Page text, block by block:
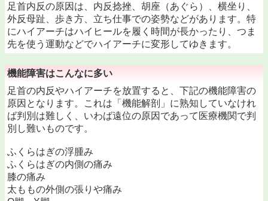
足首内反の原因は、内反捻挫、胡座（あぐら）、横坐り、
外反母趾、歩き方、立ち仕事での姿勢などがあります。特
にハイアーチはハイヒールを履く時間が長かったり、つま
先を使う運動などでハイアーチに変形してゆきます。
機能障害はこんなに多い
足首の内反やハイアーチを放置すると、下記の機能障害の
原因となります。これは「機能解剖」に熟知していなけれ
ば判別は難しく、いわば遠位の原因であって医療機関で判
別し難いものです。
ふくらはぎの浮腫み
ふくらはぎの内側の痛み
膝の痛み
太ももの外側の張りや痛み